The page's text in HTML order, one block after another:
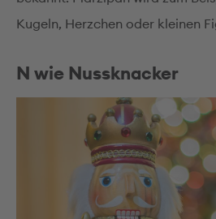
Kugeln, Herzchen oder kleinen
N wie Nussknacker